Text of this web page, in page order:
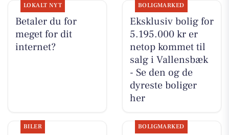
LOKALT NYT
Betaler du for
meget for dit
internet?
BOLIGMARKED
Eksklusiv bolig for
5.195.000 kr er
netop kommet til
salg i Vallensbæk
- Se den og de
dyreste boliger
her
BILER BOLIGMARKED